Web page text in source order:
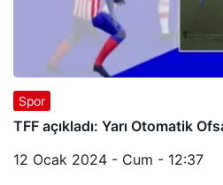
Spor
TFF açıkladı: Yarı Otomatik
12 Ocak 2024 - Cum - 12:37